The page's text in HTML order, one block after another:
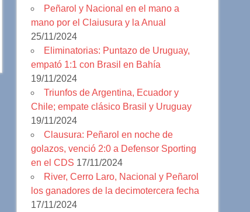
Peñarol y Nacional en el mano a
mano por el Claiusura y la Anual
25/11/2024
Eliminatorias: Puntazo de Uruguay,
empató 1:1 con Brasil en Bahía
19/11/2024
Triunfos de Argentina, Ecuador y
Chile; empate clásico Brasil y Uruguay
19/11/2024
Clausura: Peñarol en noche de
golazos, venció 2:0 a Defensor Sporting
en el CDS 17/11/2024
River, Cerro Laro, Nacional y Peñarol
los ganadores de la decimotercera fecha
17/11/2024